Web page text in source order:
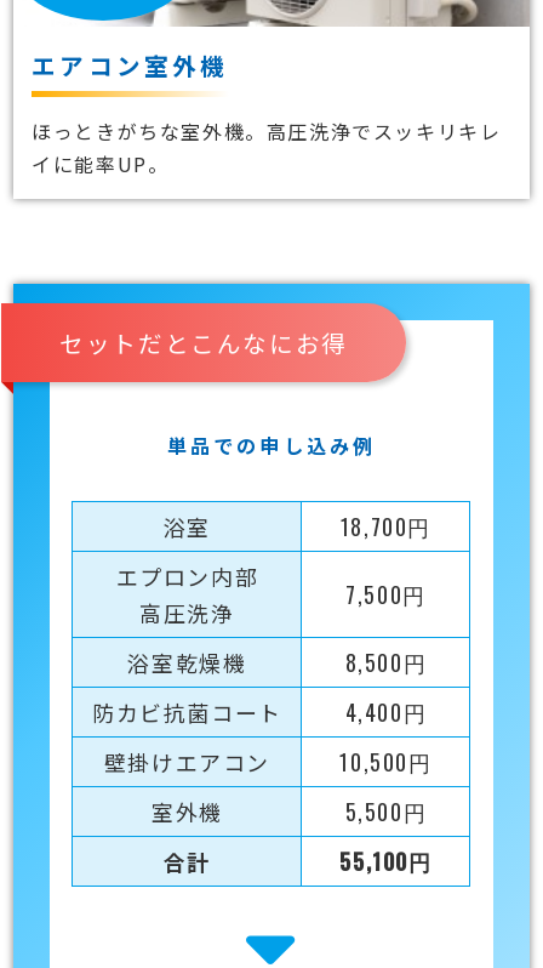
エアコン室外機
ほっときがちな室外機。高圧洗浄でスッキリキレ
イに能率UP。
セットだとこんなにお得
単品での申し込み例
浴室
18,700円
エプロン内部
高圧洗浄
7,500円
浴室乾燥機
8,500円
防カビ抗菌コート
4,400円
壁掛けエアコン
10,500円
室外機
5,500円
合計
55,100円